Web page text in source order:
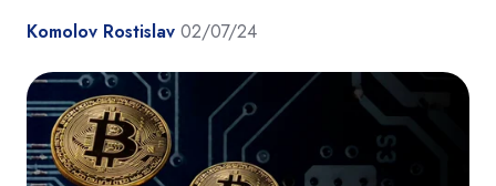
Komolov Rostislav 02/07/24